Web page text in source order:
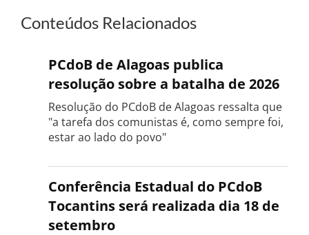
Conteúdos Relacionados
PCdoB de Alagoas publica
resolução sobre a batalha de 2026
Resolução do PCdoB de Alagoas ressalta que
"a tarefa dos comunistas é, como sempre foi,
estar ao lado do povo"
Conferência Estadual do PCdoB
Tocantins será realizada dia 18 de
setembro